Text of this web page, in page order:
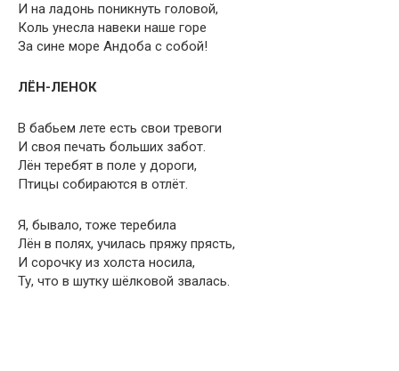
И на ладонь поникнуть головой,
Коль унесла навеки наше горе
За сине море Андоба с собой!
ЛЁН-ЛЕНОК
В бабьем лете есть свои тревоги
И своя печать больших забот.
Лён теребят в поле у дороги,
Птицы собираются в отлёт.
Я, бывало, тоже теребила
Лён в полях, училась пряжу прясть,
И сорочку из холста носила,
Ту, что в шутку шёлковой звалась.